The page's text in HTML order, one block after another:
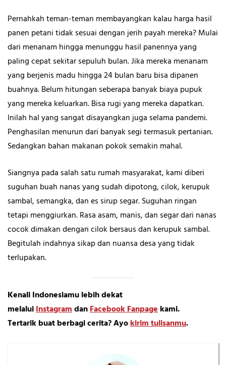
Pernahkah teman-teman membayangkan kalau harga hasil
panen petani tidak sesuai dengan jerih payah mereka? Mulai
dari menanam hingga menunggu hasil panennya yang
paling cepat sekitar sepuluh bulan. Jika mereka menanam
yang berjenis madu hingga 24 bulan baru bisa dipanen
buahnya. Belum hitungan seberapa banyak biaya pupuk
yang mereka keluarkan. Bisa rugi yang mereka dapatkan.
Inilah hal yang sangat disayangkan juga selama pandemi.
Penghasilan menurun dari banyak segi termasuk pertanian.
Sedangkan bahan makanan pokok semakin mahal.
Siangnya pada salah satu rumah masyarakat, kami diberi
suguhan buah nanas yang sudah dipotong, cilok, kerupuk
sambal, semangka, dan es sirup segar. Suguhan ringan
tetapi menggiurkan. Rasa asam, manis, dan segar dari nanas
cocok dimakan dengan cilok bersaus dan kerupuk sambal.
Begitulah indahnya sikap dan nuansa desa yang tidak
terlupakan.
Kenali Indonesiamu lebih dekat
melaluiInstagramdanFacebook Fanpagekami.
Tertarik buat berbagi cerita? Ayokirim tulisanmu.